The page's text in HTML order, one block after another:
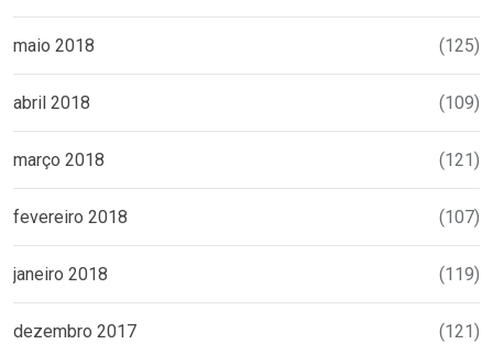
maio 2018 (125)
abril 2018 (109)
março 2018 (121)
fevereiro 2018 (107)
janeiro 2018 (119)
dezembro 2017 (121)